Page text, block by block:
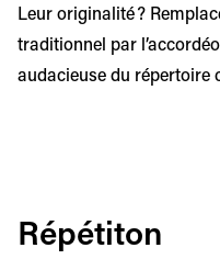
Leur originalité ?
traditionnel par
audacieuse du répertoire
Répétiton